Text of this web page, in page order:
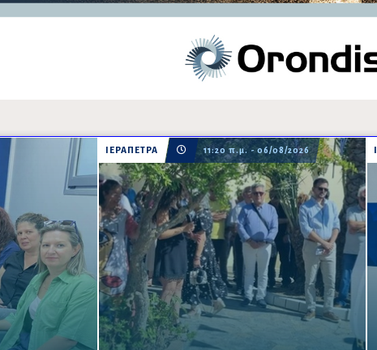
ΙΕΡΑΠΕΤΡΑ 11:20 π.μ. - 06/08/2026